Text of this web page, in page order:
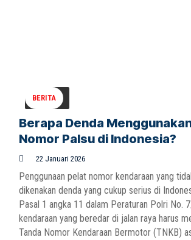
BERITA
Berapa Denda
Nomor Palsu di Indonesia?
22 Januari 2026
Penggunaan pelat nomor kendaraan yang
dikenakan denda yang cukup serius di
Pasal 1 angka 11 dalam Peraturan Polri No.
kendaraan yang beredar di jalan raya harus
Tanda Nomor Kendaraan Bermotor (TNKB)